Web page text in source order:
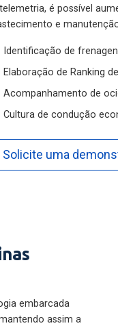
e
Identificação de
Elaboração de Ranking
Acompanhamento de
Cultura de condução
Solicite uma
embarcada
assim a